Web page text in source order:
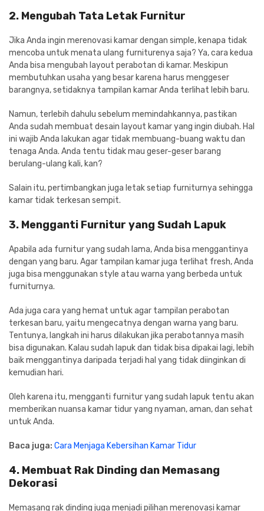
2. Mengubah Tata Letak Furnitur
Jika Anda ingin merenovasi kamar dengan simple, kenapa tidak
mencoba untuk menata ulang furniturenya saja? Ya, cara kedua
Anda bisa mengubah layout perabotan di kamar. Meskipun
membutuhkan usaha yang besar karena harus menggeser
barangnya, setidaknya tampilan kamar Anda terlihat lebih baru.
Namun, terlebih dahulu sebelum memindahkannya, pastikan
Anda sudah membuat desain layout kamar yang ingin diubah. Hal
ini wajib Anda lakukan agar tidak membuang-buang waktu dan
tenaga Anda. Anda tentu tidak mau geser-geser barang
berulang-ulang kali, kan?
Salain itu, pertimbangkan juga letak setiap furniturnya sehingga
kamar tidak terkesan sempit.
3. Mengganti Furnitur yang Sudah Lapuk
Apabila ada furnitur yang sudah lama, Anda bisa menggantinya
dengan yang baru. Agar tampilan kamar juga terlihat fresh, Anda
juga bisa menggunakan style atau warna yang berbeda untuk
furniturnya.
Ada juga cara yang hemat untuk agar tampilan perabotan
terkesan baru, yaitu mengecatnya dengan warna yang baru.
Tentunya, langkah ini harus dilakukan jika perabotannya masih
bisa digunakan. Kalau sudah lapuk dan tidak bisa dipakai lagi, lebih
baik menggantinya daripada terjadi hal yang tidak diinginkan di
kemudian hari.
Oleh karena itu, mengganti furnitur yang sudah lapuk tentu akan
memberikan nuansa kamar tidur yang nyaman, aman, dan sehat
untuk Anda.
Baca juga: Cara Menjaga Kebersihan Kamar Tidur
4. Membuat Rak Dinding dan Memasang
Dekorasi
Memasang rak dinding juga menjadi pilihan merenovasi kamar